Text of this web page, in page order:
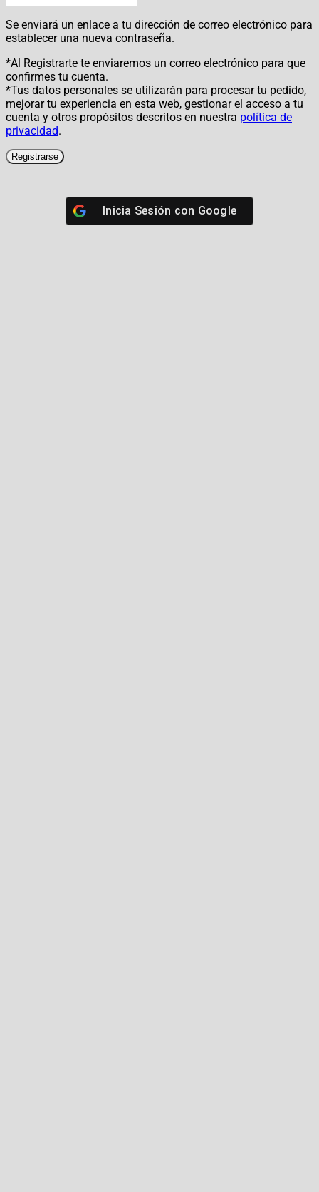
Se enviará un enlace a tu dirección de correo electrónico para
establecer una nueva contraseña.
*Al Registrarte te enviaremos un correo electrónico para que
confirmes tu cuenta.
*Tus datos personales se utilizarán para procesar tu pedido,
mejorar tu experiencia en esta web, gestionar el acceso a tu
cuenta y otros propósitos descritos en nuestra política de
privacidad.
Registrarse
Inicia Sesión con Google